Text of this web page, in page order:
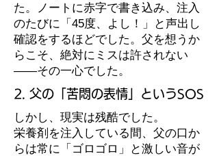
た。ノートに赤字で書き込み、注入
のたびに「45度、よし！」と声出し
確認をするほどでした。父を想うか
らこそ、絶対にミスは許されない
――その一心でした。
2. 父の「苦悶の表情」というSOS
しかし、現実は残酷でした。
栄養剤を注入している間、父の口か
らは常に「ゴロゴロ」と激しい音が